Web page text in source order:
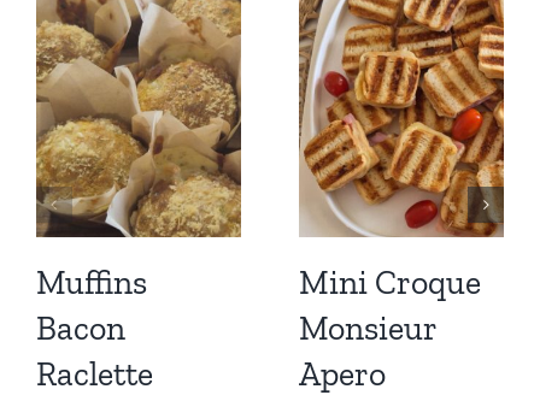
Muffins
Bacon
Raclette
Mini Croque
Monsieur
Apero